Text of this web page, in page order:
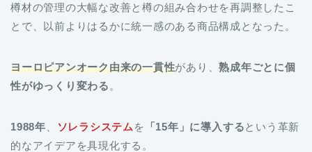
樽材の管理の大幅な改善と樽の組み合わせを再調整したこ
とで、以前よりはるかに統一感のある商品構成となった。
ヨーロピアンオーク由来の一貫性があり、熟成年ごとに個
性がゆっくり変わる 。
1988年 ソレラシステム を 「15年」に導入するという革新
的なアイデアを具現化する。